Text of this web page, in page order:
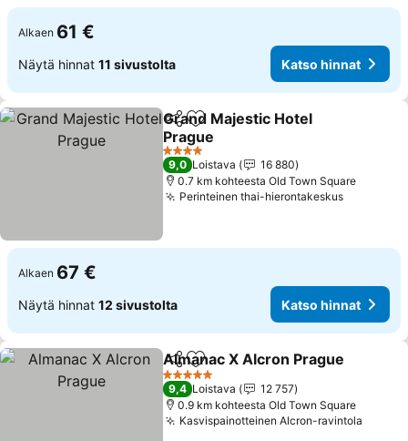
Alkaen 61 €
Näytä hinnat 11 sivustolta Katso hinnat
Jaa Lisää suosikkeihin
Grand Majestic Hotel
Prague
4 Tähtiluokitus
9,0 Loistava
16 880
0.7 km kohteesta Old Town Square
Perinteinen thai-hierontakeskus
Alkaen 67 €
Näytä hinnat 12 sivustolta Katso hinnat
Jaa Lisää suosikkeihin
Almanac X Alcron Prague
5 Tähtiluokitus
9,4 Loistava
12 757
0.9 km kohteesta Old Town Square
Kasvispainotteinen Alcron-ravintola